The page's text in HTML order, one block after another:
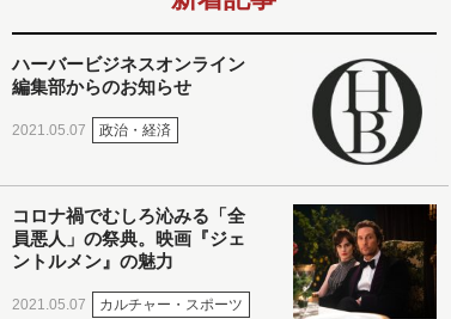
ハーバービジネスオンライン
編集部からのお知らせ
2021.05.07 政治・経済
コロナ禍でむしろ沁みる「全
員悪人」の祭典。映画『ジェ
ントルメン』の魅力
2021.05.07 カルチャー・スポーツ